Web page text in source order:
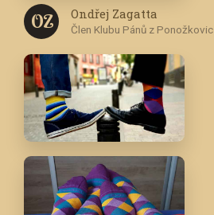
O Z Ondřej Zagatta
Člen Klubu Pánů z Ponožkovic